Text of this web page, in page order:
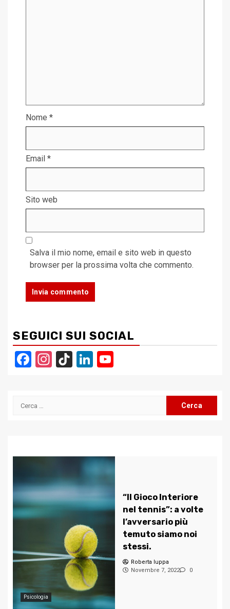
Nome *
Email *
Sito web
Salva il mio nome, email e sito web in questo
browser per la prossima volta che commento.
SEGUICI SUI SOCIAL
Facebook
Instagram
TikTokLinkedIn
Ricerca
Psicologia
“Il Gioco Interiore
nel tennis”: a volte
l’avversario più
temuto siamo noi
stessi.
Roberta Iuppa
Novembre 7, 2022
0